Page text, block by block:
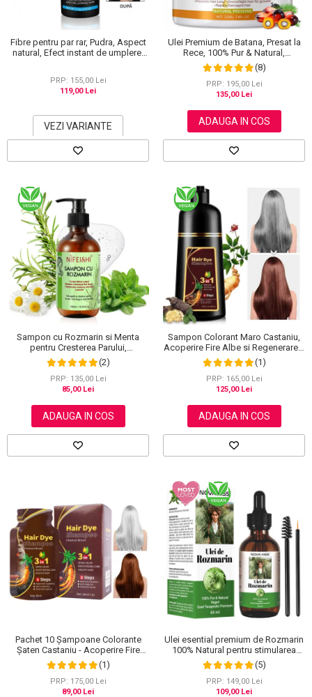
Fibre pentru par rar, Pudra, Aspect
natural, Efect instant de umplere,
PRP: 155,00 Lei
119,00 Lei
VEZI VARIANTE
Ulei Premium de Batana, Presat la
Rece, 100% Pur & Natural,
Stopeaza Caderea Parului, Efect
Puternic Regenerator, 220 g
(8)
PRP: 195,00 Lei
135,00 Lei
ADAUGA IN COS
Sampon cu Rozmarin si Menta
pentru Cresterea Parului,
NIFEISHI®, 300 ml
(2)
PRP: 135,00 Lei
85,00 Lei
ADAUGA IN COS
Sampon Colorant Maro Castaniu,
Acoperire Fire Albe si Regenerare 3
in 1, #3 Chestnut Brown, 500 ml
(1)
PRP: 165,00 Lei
125,00 Lei
ADAUGA IN COS
Pachet 10 Șampoane Colorante
Șaten Castaniu - Acoperire Fire
Albe, 10x30ml(1)
PRP: 175,00 Lei
89,00 Lei
Ulei esential premium de Rozmarin
100% Natural pentru stimularea
cresterii parului, genelor,
sprancenelor sau unghiilor, NOVA
KISS® 60 ml
(5)
PRP: 149,00 Lei
109,00 Lei